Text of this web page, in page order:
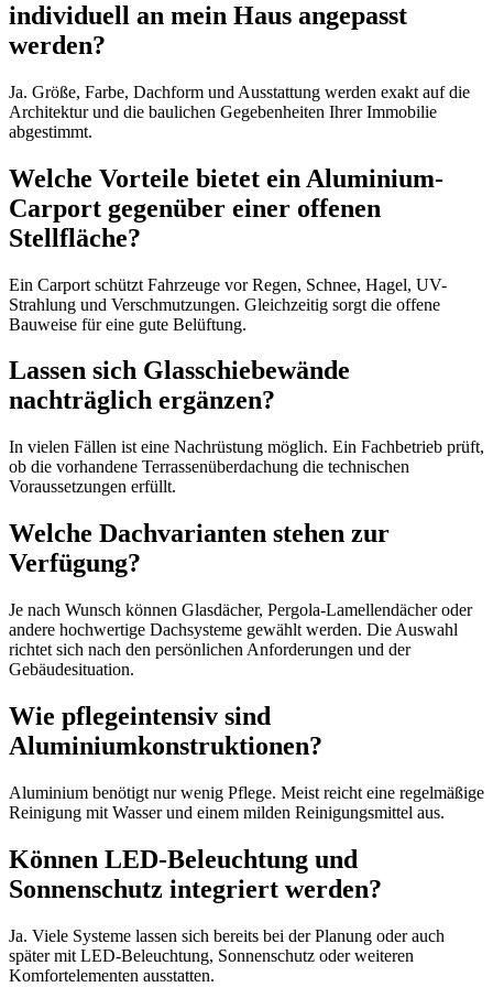
individuell an mein Haus angepasst
werden?
Ja. Größe, Farbe, Dachform und Ausstattung werden exakt auf die
Architektur und die baulichen Gegebenheiten Ihrer Immobilie
abgestimmt.
Welche Vorteile bietet ein Aluminium-
Carport gegenüber einer offenen
Stellfläche?
Ein Carport schützt Fahrzeuge vor Regen, Schnee, Hagel, UV-
Strahlung und Verschmutzungen. Gleichzeitig sorgt die offene
Bauweise für eine gute Belüftung.
Lassen sich Glasschiebewände
nachträglich ergänzen?
In vielen Fällen ist eine Nachrüstung möglich. Ein Fachbetrieb prüft,
ob die vorhandene Terrassenüberdachung die technischen
Voraussetzungen erfüllt.
Welche Dachvarianten stehen zur
Verfügung?
Je nach Wunsch können Glasdächer, Pergola-Lamellendächer oder
andere hochwertige Dachsysteme gewählt werden. Die Auswahl
richtet sich nach den persönlichen Anforderungen und der
Gebäudesituation.
Wie pflegeintensiv sind
Aluminiumkonstruktionen?
Aluminium benötigt nur wenig Pflege. Meist reicht eine regelmäßige
Reinigung mit Wasser und einem milden Reinigungsmittel aus.
Können LED-Beleuchtung und
Sonnenschutz integriert werden?
Ja. Viele Systeme lassen sich bereits bei der Planung oder auch
später mit LED-Beleuchtung, Sonnenschutz oder weiteren
Komfortelementen ausstatten.